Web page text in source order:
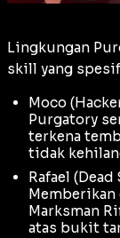
Lingkungan
skill yang
Moco
Purgatory
terkena
tidak
Rafael
Marksman
atas bukit